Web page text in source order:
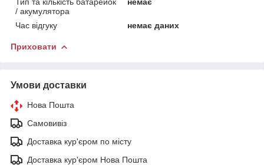
/ акумулятора
Час відгуку немає даних
Приховати
Умови доставки
Нова Пошта
Самовивіз
Доставка кур'єром по місту
Доставка кур'єром Нова Пошта